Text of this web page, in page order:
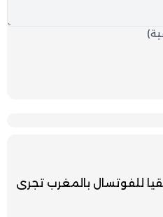
للفوتسال بالمغرب تجرى